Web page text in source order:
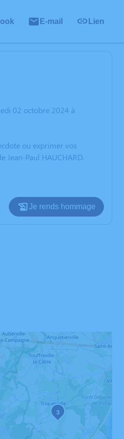
E-mail Lien
02 octobre 2024 à
ou exprimer vos
Paul HAUCHARD.
Je rends hommage
3